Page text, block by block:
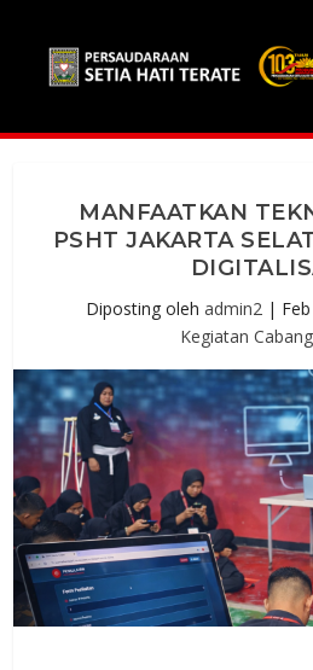
MANFAATKAN
PSHT JAKARTA
Diposting oleh admin2 |
Kegiatan Cabang